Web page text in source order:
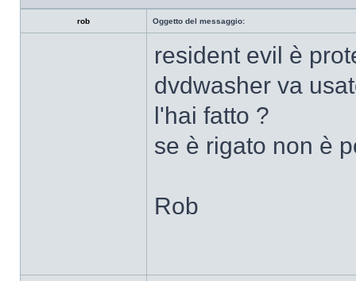
rob Oggetto del messaggio:
resident evil è
dvdwasher va
l'hai fatto ?
se è rigato non è
Rob